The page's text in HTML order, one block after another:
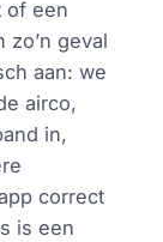
of een
geval
aan: we
airco,
in,
correct
is een